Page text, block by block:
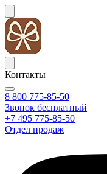
Контакты
8 800 775-85-50
Звонок бесплатный
+7 495 775-85-50
Отдел продаж